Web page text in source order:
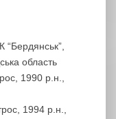
область
1990 р.н.,
1994 р.н.,